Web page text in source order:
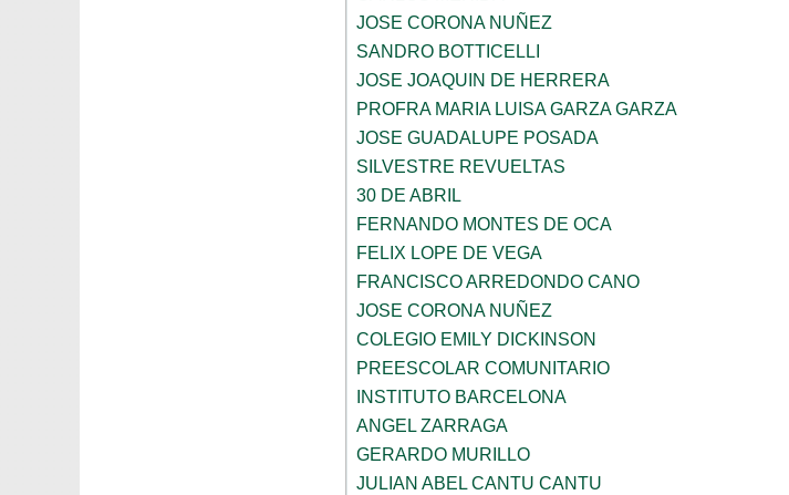
JOSE CORONA NUÑEZ
SANDRO BOTTICELLI
JOSE JOAQUIN DE HERRERA
PROFRA MARIA LUISA GARZA GARZA
JOSE GUADALUPE POSADA
SILVESTRE REVUELTAS
30 DE ABRIL
FERNANDO MONTES DE OCA
FELIX LOPE DE VEGA
FRANCISCO ARREDONDO CANO
JOSE CORONA NUÑEZ
COLEGIO EMILY DICKINSON
PREESCOLAR COMUNITARIO
INSTITUTO BARCELONA
ANGEL ZARRAGA
GERARDO MURILLO
JULIAN ABEL CANTU CANTU